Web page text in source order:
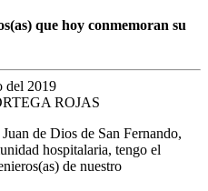
que hoy conmemoran su
del 2019
ROJAS
de Dios de San Fernando,
hospitalaria, tengo el
de nuestro